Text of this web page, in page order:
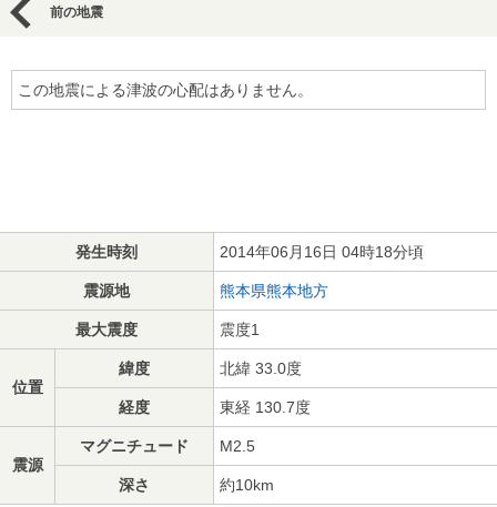
前の地震
この地震による津波の心配はありません。
発生時刻 2014年06月16日 04時18分頃
震源地 熊本県熊本地方
最大震度 震度1
位置
緯度 北緯 33.0度
経度 東経 130.7度
震源
マグニチュード M2.5
深さ 約10km